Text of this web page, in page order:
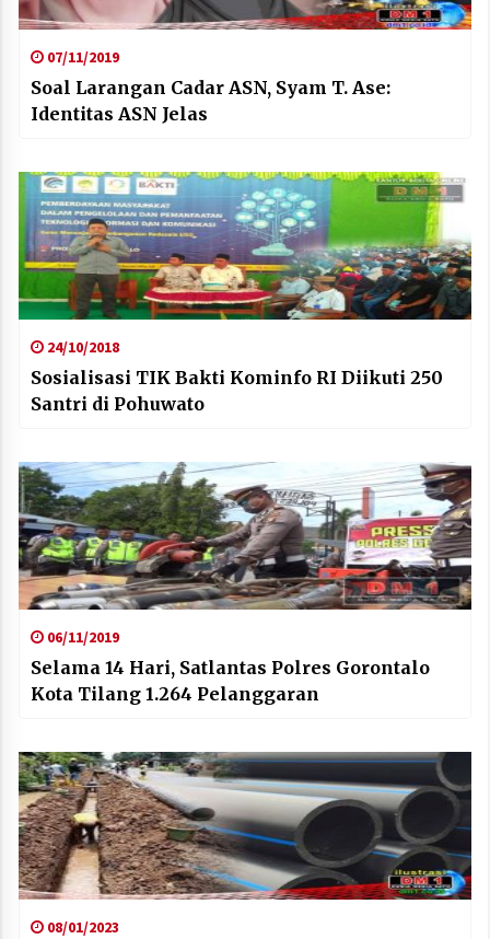
07/11/2019
Soal Larangan Cadar ASN, Syam T. Ase:
Identitas ASN Jelas
24/10/2018
Sosialisasi TIK Bakti Kominfo RI Diikuti 250
Santri di Pohuwato
06/11/2019
Selama 14 Hari, Satlantas Polres Gorontalo
Kota Tilang 1.264 Pelanggaran
08/01/2023